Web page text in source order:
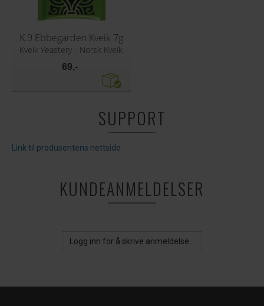
K.9 Ebbegarden Kveik 7g
Kveik Yeastery - Norsk Kveik
69,-
SUPPORT
Link til produsentens nettside
KUNDEANMELDELSER
Logg inn for å skrive anmeldelse...